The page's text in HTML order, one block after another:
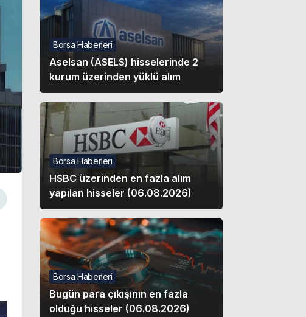
Borsa Haberleri
Aselsan (ASELS) hisselerinde 2
kurum üzerinden yüklü alım
Borsa Haberleri
HSBC üzerinden en fazla alım
yapılan hisseler (06.08.2026)
Borsa Haberleri
Bugün para çıkışının en fazla
olduğu hisseler (06.08.2026)